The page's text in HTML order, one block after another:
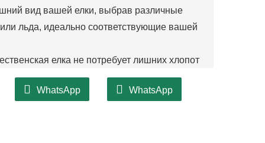
вид вашей елки, выбрав различные
льда, идеально соответствующие вашей
елка не потребует лишних хлопот
ветки, чтобы создать пышную и
для тех, у кого ограниченное
WhatsApp WhatsApp